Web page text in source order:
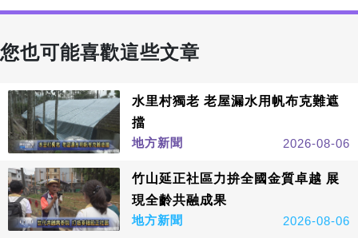
您也可能喜歡這些文章
水里村獨老 老屋漏水用帆布克難遮
擋
地方新聞
2026-08-06
竹山延正社區力拚全國金質卓越 展
現全齡共融成果
地方新聞
2026-08-06